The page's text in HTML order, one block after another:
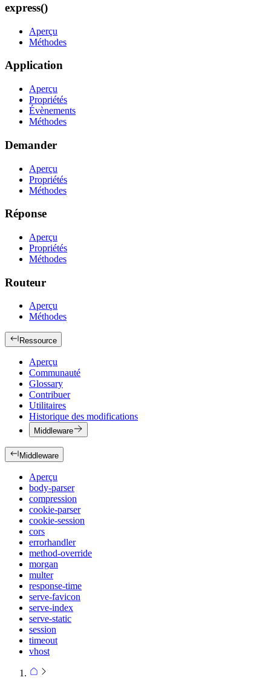
express()
Aperçu
Méthodes
Application
Aperçu
Propriétés
Évènements
Méthodes
Demander
Aperçu
Propriétés
Méthodes
Réponse
Aperçu
Propriétés
Méthodes
Routeur
Aperçu
Méthodes
Ressource
Aperçu
Communauté
Glossary
Contribuer
Utilitaires
Historique des modifications
Middleware
Middleware
Aperçu
body-parser
compression
cookie-parser
cookie-session
cors
errorhandler
method-override
morgan
multer
response-time
serve-favicon
serve-index
serve-static
session
timeout
vhost